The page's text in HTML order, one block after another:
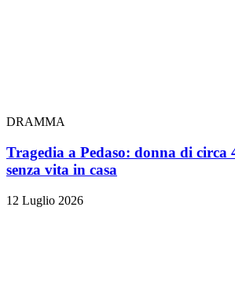
DRAMMA
Tragedia a Pedaso: donna di circa
senza vita in casa
12 Luglio 2026